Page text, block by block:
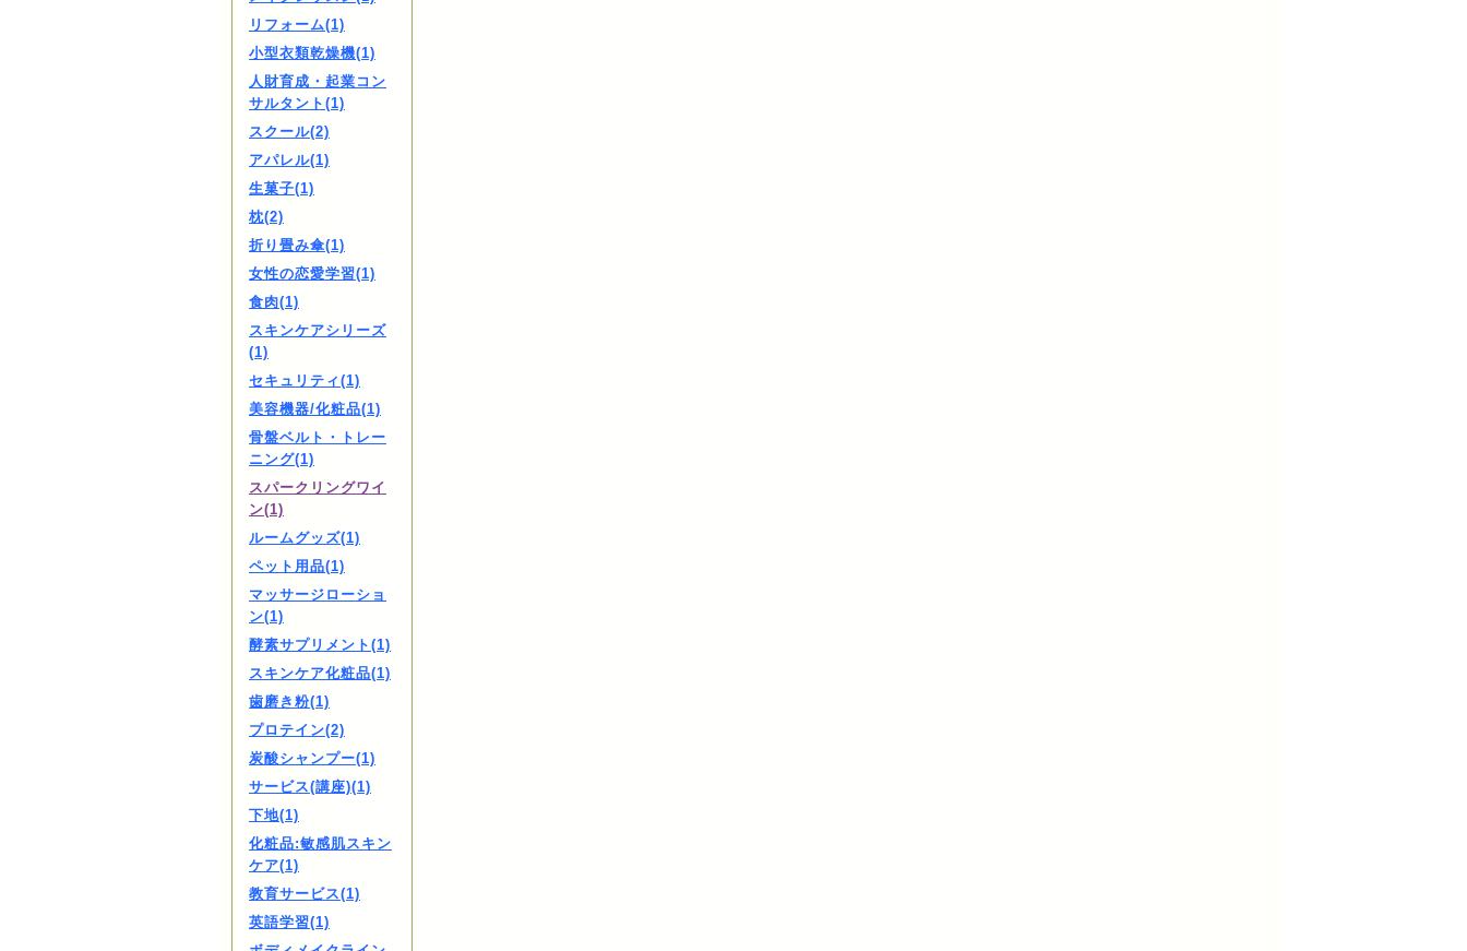
リフォーム(1)
小型衣類乾燥機(1)
人財育成・起業コン
サルタント(1)
スクール(2)
アパレル(1)
生菓子(1)
枕(2)
折り畳み傘(1)
女性の恋愛学習(1)
食肉(1)
スキンケアシリーズ
(1)
セキュリティ(1)
美容機器/化粧品(1)
骨盤ベルト・トレー
ニング(1)
スパークリングワイ
ン(1)
ルームグッズ(1)
ペット用品(1)
マッサージローショ
ン(1)
酵素サプリメント(1)
スキンケア化粧品(1)
歯磨き粉(1)
プロテイン(2)
炭酸シャンプー(1)
サービス(講座)(1)
下地(1)
化粧品:敏感肌スキン
ケア(1)
教育サービス(1)
英語学習(1)